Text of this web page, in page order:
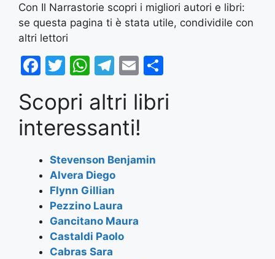
Con Il Narrastorie scopri i migliori autori e libri:
se questa pagina ti è stata utile, condividile con
altri lettori
F
c
e
b
o
o
k
T
itt
er
W
at
s
A
p
p
T
e
gr
a
m
E
ai
l
ar
Scopri altri libri
interessanti!
Stevenson Benjamin
Alvera Diego
Flynn Gillian
Pezzino Laura
Gancitano Maura
Castaldi Paolo
Cabras Sara